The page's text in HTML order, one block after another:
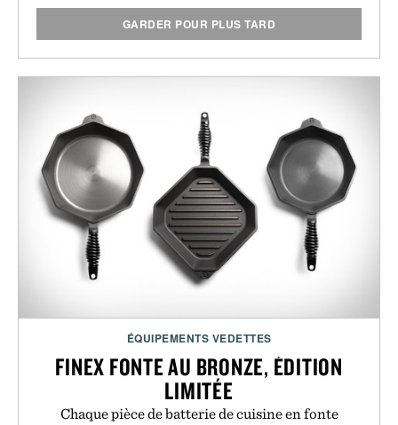
GARDER POUR PLUS TARD
ÉQUIPEMENTS VEDETTES
FINEX FONTE AU BRONZE, ÉDITION
LIMITÉE
Chaque pièce de batterie de cuisine en fonte